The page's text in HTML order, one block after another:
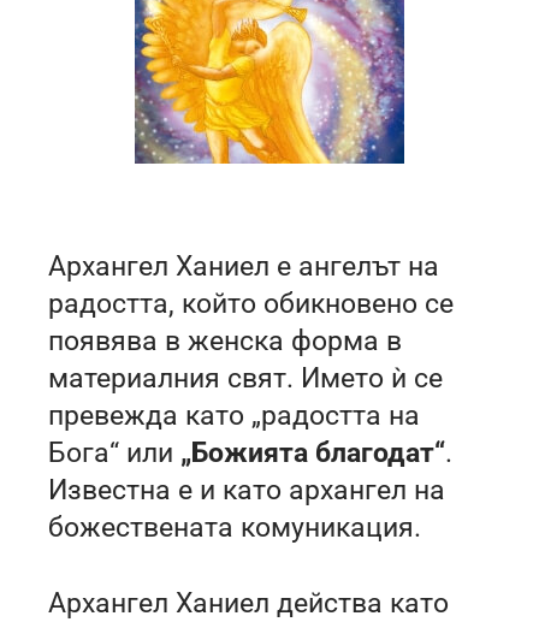
Архангел Ханиел е ангелът на
радостта, който обикновено се
появява в женска форма в
материалния свят. Името ѝ се
превежда като „радостта на
Бога“ или „Божията благодат“.
Известна е и като архангел на
божествената комуникация.
Архангел Ханиел действа като